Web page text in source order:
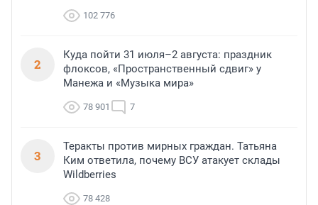
102 776
2
Куда пойти 31 июля–2 августа: праздник
флоксов, «Пространственный сдвиг» у
Манежа и «Музыка мира»
78 901 7
3
Теракты против мирных граждан. Татьяна
Ким ответила, почему ВСУ атакует склады
Wildberries
78 428